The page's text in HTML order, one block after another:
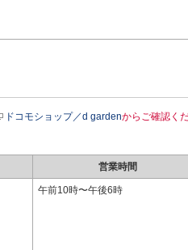
ドコモショップ／d gardenからご確認くだ
営業時間
午前10時〜午後6時